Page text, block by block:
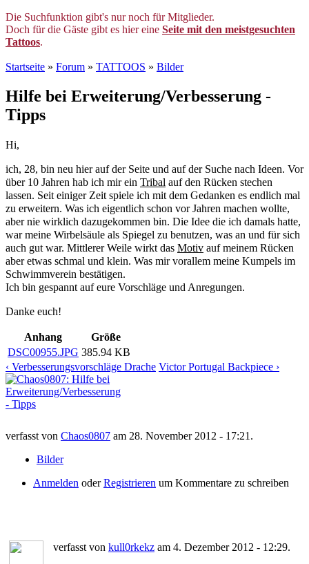
Die Suchfunktion gibt's nur noch für Mitglieder.
Doch für die Gäste gibt es hier eine Seite mit den meistgesuchten
Tattoos.
Startseite » Forum » TATTOOS » Bilder
Hilfe bei Erweiterung/Verbesserung -
Tipps
Hi,
ich, 28, bin neu hier auf der Seite und auf der Suche nach Ideen. Vor
über 10 Jahren hab ich mir ein Tribal auf den Rücken stechen
lassen. Seit einiger Zeit spiele ich mit dem Gedanken es endlich mal
zu erweitern. Was ich eigentlich schon vor Jahren machen wollte,
aber nie wirklich dazugekommen bin. Die Idee die ich damals hatte,
war meine Wirbelsäule als Spiegel zu benutzen, was an und für sich
auch gut war. Mittlerer Weile wirkt das Motiv auf meinem Rücken
aber etwas schmal und klein. Was mir vorallem meine Kumpels im
Schwimmverein bestätigen.
Ich bin gespannt auf eure Vorschläge und Anregungen.
Danke euch!
Anhang
Größe
DSC00955.JPG 385.94 KB
‹ Verbesserungsvorschläge Drache Victor Portugal Backpiece ›
verfasst von Chaos0807 am 28. November 2012 - 17:21.
Bilder
Anmelden oderRegistrieren um Kommentare zu schreiben
verfasst von kull0rkekz am 4. Dezember 2012 - 12:29.